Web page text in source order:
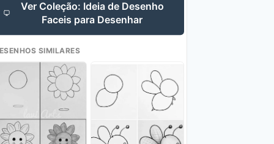
Ver Coleção: Ideia de Desenho
Faceis para Desenhar
SIMILARES